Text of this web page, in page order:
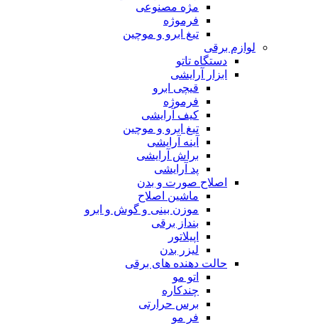
مژه مصنوعی
فرموژه
تیغ ابرو و موچین
لوازم برقی
دستگاه تاتو
ابزار آرایشی
قیچی ابرو
فرموژه
کیف آرایشی
تیغ ابرو و موچین
آینه آرایشی
براش آرایشی
پد آرایشی
اصلاح صورت و بدن
ماشین اصلاح
موزن بینی و گوش و ابرو
بنداز برقی
اپیلاتور
لیزر بدن
حالت دهنده های برقی
اتو مو
چندکاره
برس حرارتی
فر مو